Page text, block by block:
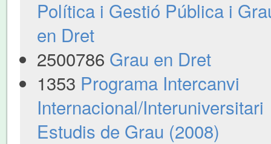
Política i Gestió Pública i
en Dret
2500786 Grau en Dret
1353 Programa Intercanvi
Internacional/Interuniversitari
Estudis de Grau (2008)